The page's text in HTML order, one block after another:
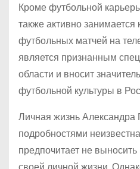
Кроме футбольной
также активно
футбольных матчей на
является признанным
области и вносит
футбольной культуры в
Личная жизнь Александра
подробностями
предпочитает не